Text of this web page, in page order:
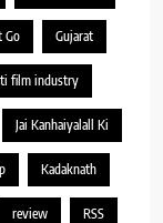
Go Gujarat
film industry
Jai Kanhaiyalall Ki
Kadaknath
review RSS